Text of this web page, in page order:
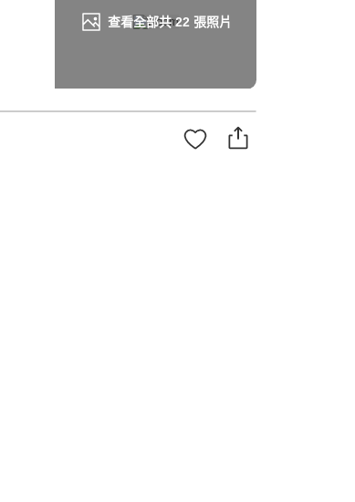
查看全部共22 張照片